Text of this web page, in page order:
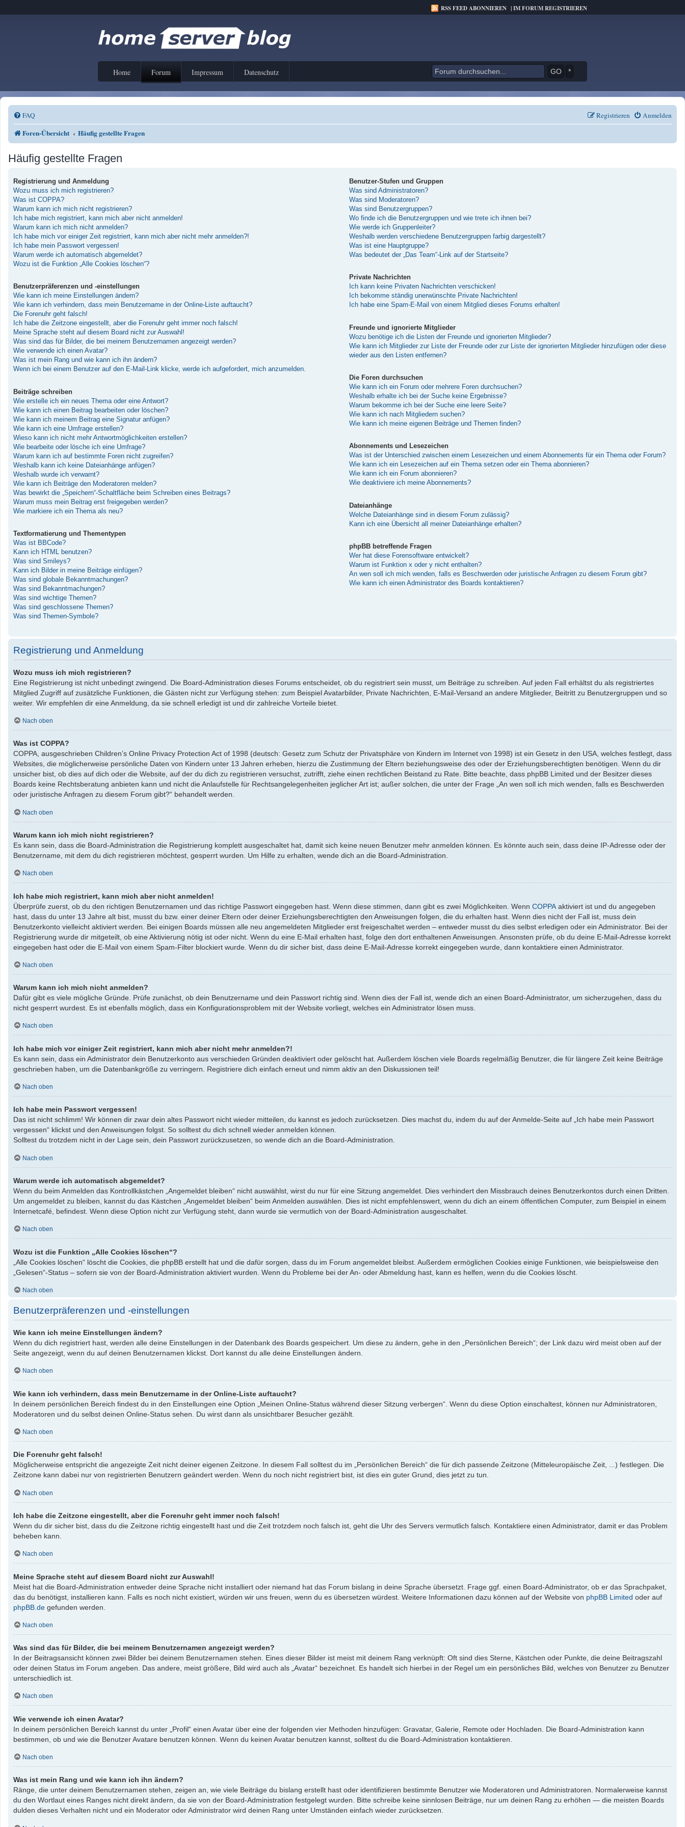
RSS FEED ABONNIEREN |IM FORUM REGISTRIEREN
Home Forum Impressum Datenschutz *
FAQ Anmelden
Registrieren
Foren-Übersicht Häufig gestellte Fragen
Häufig gestellte Fragen
Registrierung und Anmeldung
Wozu muss ich mich registrieren?
Was ist COPPA?
Warum kann ich mich nicht registrieren?
Ich habe mich registriert, kann mich aber nicht anmelden!
Warum kann ich mich nicht anmelden?
Ich habe mich vor einiger Zeit registriert, kann mich aber nicht mehr anmelden?!
Ich habe mein Passwort vergessen!
Warum werde ich automatisch abgemeldet?
Wozu ist die Funktion „Alle Cookies löschen“?
Benutzerpräferenzen und -einstellungen
Wie kann ich meine Einstellungen ändern?
Wie kann ich verhindern, dass mein Benutzername in der Online-Liste auftaucht?
Die Forenuhr geht falsch!
Ich habe die Zeitzone eingestellt, aber die Forenuhr geht immer noch falsch!
Meine Sprache steht auf diesem Board nicht zur Auswahl!
Was sind das für Bilder, die bei meinem Benutzernamen angezeigt werden?
Wie verwende ich einen Avatar?
Was ist mein Rang und wie kann ich ihn ändern?
Wenn ich bei einem Benutzer auf den E-Mail-Link klicke, werde ich aufgefordert, mich anzumelden.
Beiträge schreiben
Wie erstelle ich ein neues Thema oder eine Antwort?
Wie kann ich einen Beitrag bearbeiten oder löschen?
Wie kann ich meinem Beitrag eine Signatur anfügen?
Wie kann ich eine Umfrage erstellen?
Wieso kann ich nicht mehr Antwortmöglichkeiten erstellen?
Wie bearbeite oder lösche ich eine Umfrage?
Warum kann ich auf bestimmte Foren nicht zugreifen?
Weshalb kann ich keine Dateianhänge anfügen?
Weshalb wurde ich verwarnt?
Wie kann ich Beiträge den Moderatoren melden?
Was bewirkt die „Speichern“-Schaltfläche beim Schreiben eines Beitrags?
Warum muss mein Beitrag erst freigegeben werden?
Wie markiere ich ein Thema als neu?
Textformatierung und Thementypen
Was ist BBCode?
Kann ich HTML benutzen?
Was sind Smileys?
Kann ich Bilder in meine Beiträge einfügen?
Was sind globale Bekanntmachungen?
Was sind Bekanntmachungen?
Was sind wichtige Themen?
Was sind geschlossene Themen?
Was sind Themen-Symbole?
Benutzer-Stufen und Gruppen
Was sind Administratoren?
Was sind Moderatoren?
Was sind Benutzergruppen?
Wo finde ich die Benutzergruppen und wie trete ich ihnen bei?
Wie werde ich Gruppenleiter?
Weshalb werden verschiedene Benutzergruppen farbig dargestellt?
Was ist eine Hauptgruppe?
Was bedeutet der „Das Team“-Link auf der Startseite?
Private Nachrichten
Ich kann keine Privaten Nachrichten verschicken!
Ich bekomme ständig unerwünschte Private Nachrichten!
Ich habe eine Spam-E-Mail von einem Mitglied dieses Forums erhalten!
Freunde und ignorierte Mitglieder
Wozu benötige ich die Listen der Freunde und ignorierten Mitglieder?
Wie kann ich Mitglieder zur Liste der Freunde oder zur Liste der ignorierten Mitglieder hinzufügen oder diese
wieder aus den Listen entfernen?
Die Foren durchsuchen
Wie kann ich ein Forum oder mehrere Foren durchsuchen?
Weshalb erhalte ich bei der Suche keine Ergebnisse?
Warum bekomme ich bei der Suche eine leere Seite?
Wie kann ich nach Mitgliedern suchen?
Wie kann ich meine eigenen Beiträge und Themen finden?
Abonnements und Lesezeichen
Was ist der Unterschied zwischen einem Lesezeichen und einem Abonnements für ein Thema oder Forum?
Wie kann ich ein Lesezeichen auf ein Thema setzen oder ein Thema abonnieren?
Wie kann ich ein Forum abonnieren?
Wie deaktiviere ich meine Abonnements?
Dateianhänge
Welche Dateianhänge sind in diesem Forum zulässig?
Kann ich eine Übersicht all meiner Dateianhänge erhalten?
phpBB betreffende Fragen
Wer hat diese Forensoftware entwickelt?
Warum ist Funktion x oder y nicht enthalten?
An wen soll ich mich wenden, falls es Beschwerden oder juristische Anfragen zu diesem Forum gibt?
Wie kann ich einen Administrator des Boards kontaktieren?
Registrierung und Anmeldung
Wozu muss ich mich registrieren?
Eine Registrierung ist nicht unbedingt zwingend. Die Board-Administration dieses Forums entscheidet, ob du registriert sein musst, um Beiträge zu schreiben. Auf jeden Fall erhältst du als registriertes
Mitglied Zugriff auf zusätzliche Funktionen, die Gästen nicht zur Verfügung stehen: zum Beispiel Avatarbilder, Private Nachrichten, E-Mail-Versand an andere Mitglieder, Beitritt zu Benutzergruppen und so
weiter. Wir empfehlen dir eine Anmeldung, da sie schnell erledigt ist und dir zahlreiche Vorteile bietet.
Nach oben
Was ist COPPA?
COPPA, ausgeschrieben Children’s Online Privacy Protection Act of 1998 (deutsch: Gesetz zum Schutz der Privatsphäre von Kindern im Internet von 1998) ist ein Gesetz in den USA, welches festlegt, dass
Websites, die möglicherweise persönliche Daten von Kindern unter 13 Jahren erheben, hierzu die Zustimmung der Eltern beziehungsweise des oder der Erziehungsberechtigten benötigen. Wenn du dir
unsicher bist, ob dies auf dich oder die Website, auf der du dich zu registrieren versuchst, zutrifft, ziehe einen rechtlichen Beistand zu Rate. Bitte beachte, dass phpBB Limited und der Besitzer dieses
Boards keine Rechtsberatung anbieten kann und nicht die Anlaufstelle für Rechtsangelegenheiten jeglicher Art ist; außer solchen, die unter der Frage „An wen soll ich mich wenden, falls es Beschwerden
oder juristische Anfragen zu diesem Forum gibt?“ behandelt werden.
Nach oben
Warum kann ich mich nicht registrieren?
Es kann sein, dass die Board-Administration die Registrierung komplett ausgeschaltet hat, damit sich keine neuen Benutzer mehr anmelden können. Es könnte auch sein, dass deine IP-Adresse oder der
Benutzername, mit dem du dich registrieren möchtest, gesperrt wurden. Um Hilfe zu erhalten, wende dich an die Board-Administration.
Nach oben
Ich habe mich registriert, kann mich aber nicht anmelden!
Überprüfe zuerst, ob du den richtigen Benutzernamen und das richtige Passwort eingegeben hast. Wenn diese stimmen, dann gibt es zwei Möglichkeiten. Wenn COPPA aktiviert ist und du angegeben
hast, dass du unter 13 Jahre alt bist, musst du bzw. einer deiner Eltern oder deiner Erziehungsberechtigten den Anweisungen folgen, die du erhalten hast. Wenn dies nicht der Fall ist, muss dein
Benutzerkonto vielleicht aktiviert werden. Bei einigen Boards müssen alle neu angemeldeten Mitglieder erst freigeschaltet werden – entweder musst du dies selbst erledigen oder ein Administrator. Bei der
Registrierung wurde dir mitgeteilt, ob eine Aktivierung nötig ist oder nicht. Wenn du eine E-Mail erhalten hast, folge den dort enthaltenen Anweisungen. Ansonsten prüfe, ob du deine E-Mail-Adresse korrekt
eingegeben hast oder die E-Mail von einem Spam-Filter blockiert wurde. Wenn du dir sicher bist, dass deine E-Mail-Adresse korrekt eingegeben wurde, dann kontaktiere einen Administrator.
Nach oben
Warum kann ich mich nicht anmelden?
Dafür gibt es viele mögliche Gründe. Prüfe zunächst, ob dein Benutzername und dein Passwort richtig sind. Wenn dies der Fall ist, wende dich an einen Board-Administrator, um sicherzugehen, dass du
nicht gesperrt wurdest. Es ist ebenfalls möglich, dass ein Konfigurationsproblem mit der Website vorliegt, welches ein Administrator lösen muss.
Nach oben
Ich habe mich vor einiger Zeit registriert, kann mich aber nicht mehr anmelden?!
Es kann sein, dass ein Administrator dein Benutzerkonto aus verschieden Gründen deaktiviert oder gelöscht hat. Außerdem löschen viele Boards regelmäßig Benutzer, die für längere Zeit keine Beiträge
geschrieben haben, um die Datenbankgröße zu verringern. Registriere dich einfach erneut und nimm aktiv an den Diskussionen teil!
Nach oben
Ich habe mein Passwort vergessen!
Das ist nicht schlimm! Wir können dir zwar dein altes Passwort nicht wieder mitteilen, du kannst es jedoch zurücksetzen. Dies machst du, indem du auf der Anmelde-Seite auf „Ich habe mein Passwort
vergessen“ klickst und den Anweisungen folgst. So solltest du dich schnell wieder anmelden können.
Solltest du trotzdem nicht in der Lage sein, dein Passwort zurückzusetzen, so wende dich an die Board-Administration.
Nach oben
Warum werde ich automatisch abgemeldet?
Wenn du beim Anmelden das Kontrollkästchen „Angemeldet bleiben“ nicht auswählst, wirst du nur für eine Sitzung angemeldet. Dies verhindert den Missbrauch deines Benutzerkontos durch einen Dritten.
Um angemeldet zu bleiben, kannst du das Kästchen „Angemeldet bleiben“ beim Anmelden auswählen. Dies ist nicht empfehlenswert, wenn du dich an einem öffentlichen Computer, zum Beispiel in einem
Internetcafé, befindest. Wenn diese Option nicht zur Verfügung steht, dann wurde sie vermutlich von der Board-Administration ausgeschaltet.
Nach oben
Wozu ist die Funktion „Alle Cookies löschen“?
„Alle Cookies löschen“ löscht die Cookies, die phpBB erstellt hat und die dafür sorgen, dass du im Forum angemeldet bleibst. Außerdem ermöglichen Cookies einige Funktionen, wie beispielsweise den
„Gelesen“-Status – sofern sie von der Board-Administration aktiviert wurden. Wenn du Probleme bei der An- oder Abmeldung hast, kann es helfen, wenn du die Cookies löscht.
Nach oben
Benutzerpräferenzen und -einstellungen
Wie kann ich meine Einstellungen ändern?
Wenn du dich registriert hast, werden alle deine Einstellungen in der Datenbank des Boards gespeichert. Um diese zu ändern, gehe in den „Persönlichen Bereich“; der Link dazu wird meist oben auf der
Seite angezeigt, wenn du auf deinen Benutzernamen klickst. Dort kannst du alle deine Einstellungen ändern.
Nach oben
Wie kann ich verhindern, dass mein Benutzername in der Online-Liste auftaucht?
In deinem persönlichen Bereich findest du in den Einstellungen eine Option „Meinen Online-Status während dieser Sitzung verbergen“. Wenn du diese Option einschaltest, können nur Administratoren,
Moderatoren und du selbst deinen Online-Status sehen. Du wirst dann als unsichtbarer Besucher gezählt.
Nach oben
Die Forenuhr geht falsch!
Möglicherweise entspricht die angezeigte Zeit nicht deiner eigenen Zeitzone. In diesem Fall solltest du im „Persönlichen Bereich“ die für dich passende Zeitzone (Mitteleuropäische Zeit, ...) festlegen. Die
Zeitzone kann dabei nur von registrierten Benutzern geändert werden. Wenn du noch nicht registriert bist, ist dies ein guter Grund, dies jetzt zu tun.
Nach oben
Ich habe die Zeitzone eingestellt, aber die Forenuhr geht immer noch falsch!
Wenn du dir sicher bist, dass du die Zeitzone richtig eingestellt hast und die Zeit trotzdem noch falsch ist, geht die Uhr des Servers vermutlich falsch. Kontaktiere einen Administrator, damit er das Problem
beheben kann.
Nach oben
Meine Sprache steht auf diesem Board nicht zur Auswahl!
Meist hat die Board-Administration entweder deine Sprache nicht installiert oder niemand hat das Forum bislang in deine Sprache übersetzt. Frage ggf. einen Board-Administrator, ob er das Sprachpaket,
das du benötigst, installieren kann. Falls es noch nicht existiert, würden wir uns freuen, wenn du es übersetzen würdest. Weitere Informationen dazu können auf der Website von phpBB Limited oder auf
phpBB.de gefunden werden.
Nach oben
Was sind das für Bilder, die bei meinem Benutzernamen angezeigt werden?
In der Beitragsansicht können zwei Bilder bei deinem Benutzernamen stehen. Eines dieser Bilder ist meist mit deinem Rang verknüpft: Oft sind dies Sterne, Kästchen oder Punkte, die deine Beitragszahl
oder deinen Status im Forum angeben. Das andere, meist größere, Bild wird auch als „Avatar“ bezeichnet. Es handelt sich hierbei in der Regel um ein persönliches Bild, welches von Benutzer zu Benutzer
unterschiedlich ist.
Nach oben
Wie verwende ich einen Avatar?
In deinem persönlichen Bereich kannst du unter „Profil“ einen Avatar über eine der folgenden vier Methoden hinzufügen: Gravatar, Galerie, Remote oder Hochladen. Die Board-Administration kann
bestimmen, ob und wie die Benutzer Avatare benutzen können. Wenn du keinen Avatar benutzen kannst, solltest du die Board-Administration kontaktieren.
Nach oben
Was ist mein Rang und wie kann ich ihn ändern?
Ränge, die unter deinem Benutzernamen stehen, zeigen an, wie viele Beiträge du bislang erstellt hast oder identifizieren bestimmte Benutzer wie Moderatoren und Administratoren. Normalerweise kannst
du den Wortlaut eines Ranges nicht direkt ändern, da sie von der Board-Administration festgelegt wurden. Bitte schreibe keine sinnlosen Beiträge, nur um deinen Rang zu erhöhen — die meisten Boards
dulden dieses Verhalten nicht und ein Moderator oder Administrator wird deinen Rang unter Umständen einfach wieder zurücksetzen.